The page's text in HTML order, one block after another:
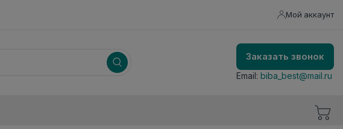
Мой аккаунт
Заказать звонок
Email: biba_best@mail.ru